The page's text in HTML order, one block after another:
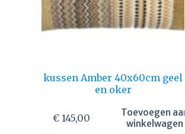
kussen Amber 40x60cm geel
en oker
€145,00
Toevoegen aan
winkelwagen